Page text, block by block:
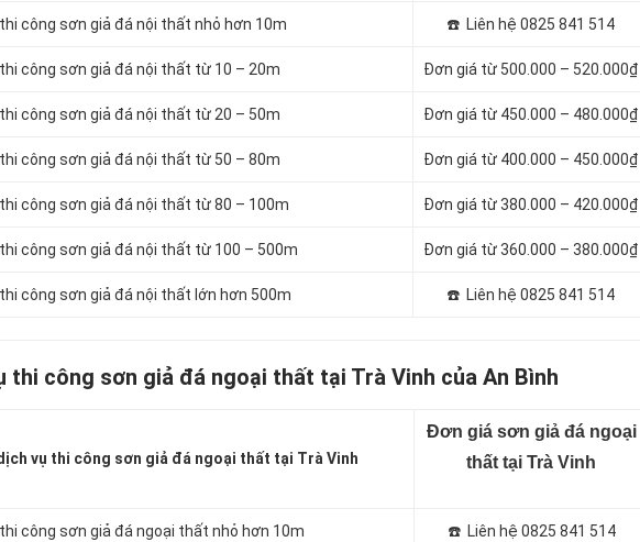
công sơn giả đá nội thất nhỏ hơn 10m ☎️ Liên hệ 0825 841 514
công sơn giả đá nội thất từ 10 – 20m Đơn giá từ 500.000 – 520.000₫
công sơn giả đá nội thất từ 20 – 50m Đơn giá từ 450.000 – 480.000₫
công sơn giả đá nội thất từ 50 – 80m Đơn giá từ 400.000 – 450.000₫
công sơn giả đá nội thất từ 80 – 100m Đơn giá từ 380.000 – 420.000₫
công sơn giả đá nội thất từ 100 – 500m Đơn giá từ 360.000 – 380.000₫
công sơn giả đá nội thất lớn hơn 500m ☎️ Liên hệ 0825 841 514
thi công sơn giả đá ngoại thất tại Trà Vinh của An Bình
vụ thi công sơn giả đá ngoại thất tại Trà Vinh
Đơn giá sơn giả đá ngoại
thất tại Trà Vinh
công sơn giả đá ngoại thất nhỏ hơn 10m ☎️ Liên hệ 0825 841 514